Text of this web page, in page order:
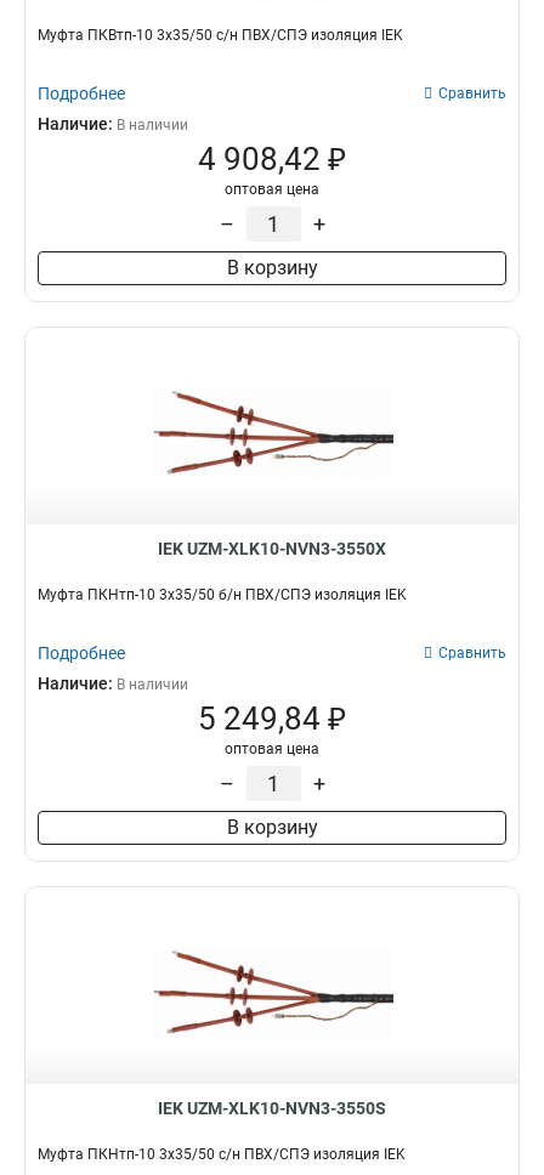
Муфта ПКВтп-10 3х35/50 с/н ПВХ/СПЭ изоляция IEK
Подробнее Сравнить
Наличие: В наличии
4 908,42 ₽
оптовая цена
– +
В корзину
IEK UZM-XLK10-NVN3-3550X
Муфта ПКНтп-10 3х35/50 б/н ПВХ/СПЭ изоляция IEK
Подробнее Сравнить
Наличие: В наличии
5 249,84 ₽
оптовая цена
– +
В корзину
IEK UZM-XLK10-NVN3-3550S
Муфта ПКНтп-10 3х35/50 с/н ПВХ/СПЭ изоляция IEK